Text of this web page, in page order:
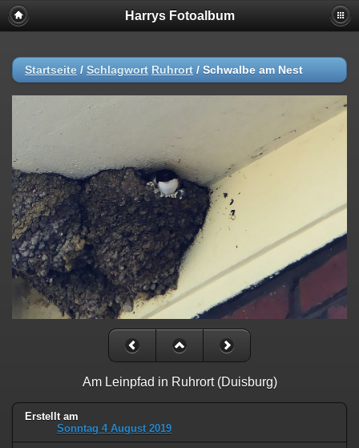
Harrys Fotoalbum
Startseite / Schlagwort Ruhrort / Schwalbe am Nest
Am Leinpfad in Ruhrort (Duisburg)
Erstellt am
Sonntag 4 August 2019